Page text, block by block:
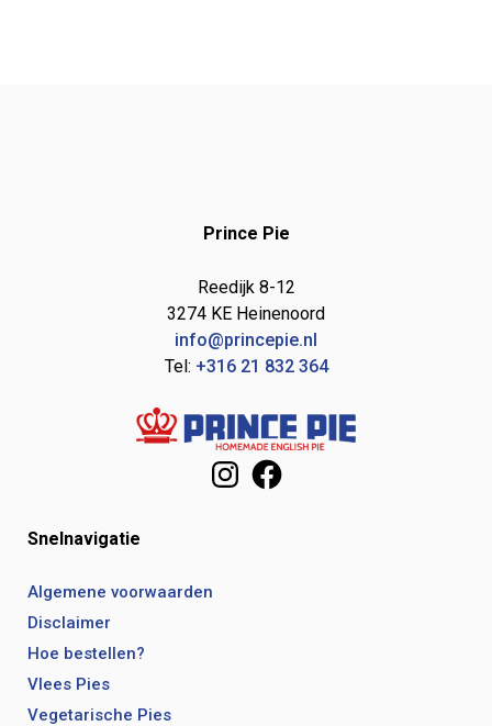
Prince Pie
Reedijk 8-12
3274 KE Heinenoord
info@princepie.nl
Tel: +316 21 832 364
Instagram
Facebook
Snelnavigatie
Algemene voorwaarden
Disclaimer
Hoe bestellen?
Vlees Pies
Vegetarische Pies